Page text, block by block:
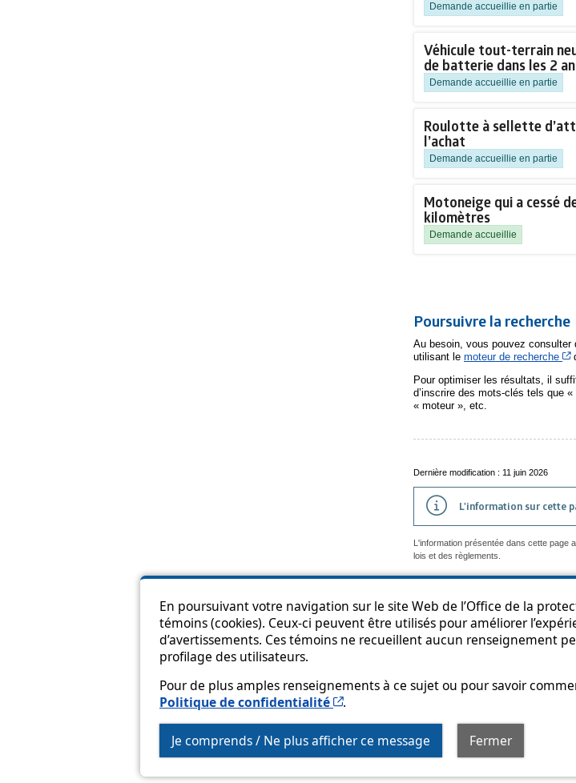
En poursuivant votre navigation sur le site Web de l’Office de la
témoins (cookies). Ceux-ci peuvent être utilisés pour améliorer
d’avertissements. Ces témoins ne recueillent aucun renseignement
profilage des utilisateurs.
Pour de plus amples renseignements à ce sujet ou pour savoir
Politique de confidentialité
Cet hyperlien s’ouvrira dans une
.
Je comprends / Ne plus afficher ce message Fermer
Demande accueillie en partie
Véhicule tout-terrain
de batterie dans les 2
Demande accueillie en partie
Roulotte à sellette
l’achat
Demande accueillie en partie
Motoneige qui a cessé
kilomètres
Demande accueillie
Poursuivre la recherche
Au besoin, vous pouvez consulter
utilisant le moteur de recherche
Pour optimiser les résultats, il
d’inscrire des mots-clés tels que
« moteur », etc.
Dernière modification : 11 juin 2026
L'information sur cette
L'information présentée dans cette page
lois et des règlements.
Plan du site Accessibilité Politique de
© Gouvernement du